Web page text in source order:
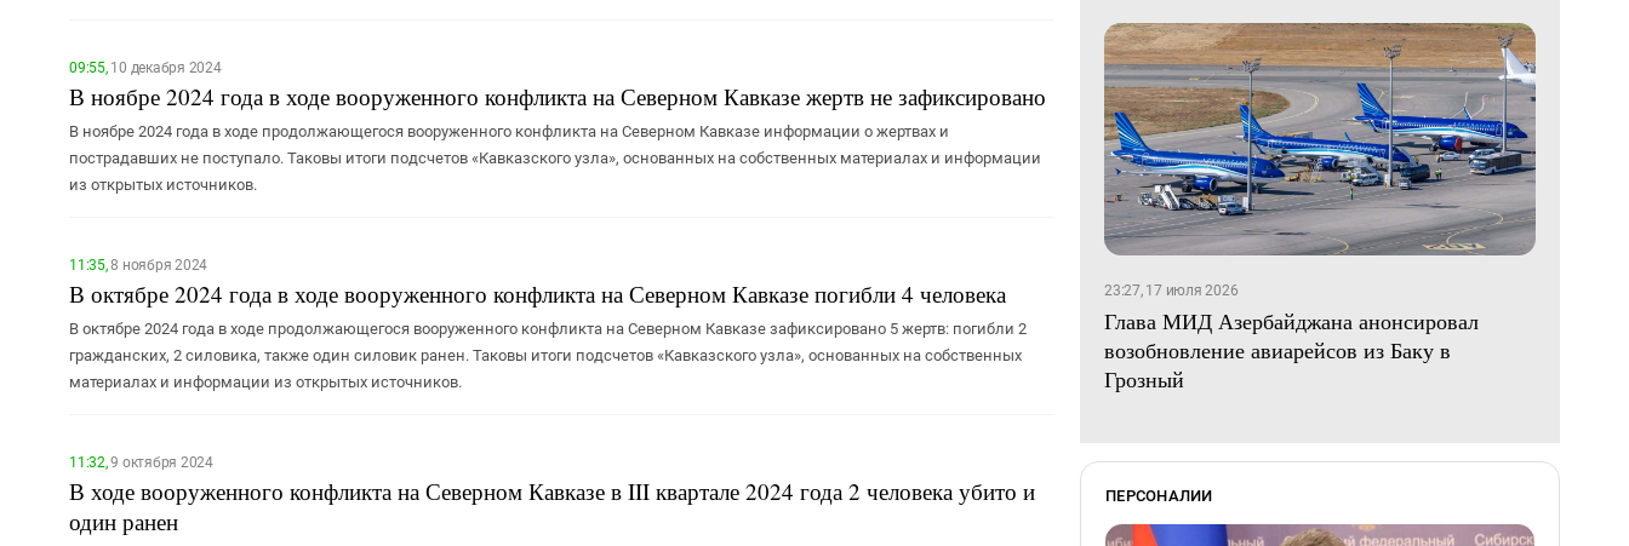
09:55,10 декабря 2024
В ноябре 2024 года в ходе вооруженного конфликта на Северном Кавказе жертв не зафиксировано
В ноябре 2024 года в ходе продолжающегося вооруженного конфликта на Северном Кавказе информации о жертвах и
пострадавших не поступало. Таковы итоги подсчетов «Кавказского узла», основанных на собственных материалах и информации
из открытых источников.
11:35,8 ноября 2024
В октябре 2024 года в ходе вооруженного конфликта на Северном Кавказе погибли 4 человека
В октябре 2024 года в ходе продолжающегося вооруженного конфликта на Северном Кавказе зафиксировано 5 жертв: погибли 2
гражданских, 2 силовика, также один силовик ранен. Таковы итоги подсчетов «Кавказского узла», основанных на собственных
материалах и информации из открытых источников.
11:32,9 октября 2024
В ходе вооруженного конфликта на Северном Кавказе в III квартале 2024 года 2 человека убито и
один ранен
23:27, 17 июля 2026
Глава МИД Азербайджана анонсировал
возобновление авиарейсов из Баку в
Грозный
ПЕРСОНАЛИИ